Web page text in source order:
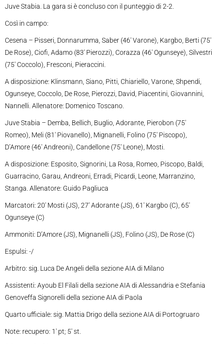
Juve Stabia. La gara si è concluso con il punteggio di 2-2.
Così in campo:
Cesena – Pisseri, Donnarumma, Saber (46′ Varone), Kargbo, Berti (75′
De Rose), Ciofi, Adamo (83′ Pierozzi), Corazza (46′ Ogunseye), Silvestri
(75′ Coccolo), Fresconi, Pieraccini.
A disposizione: Klinsmann, Siano, Pitti, Chiariello, Varone, Shpendi,
Ogunseye, Coccolo, De Rose, Pierozzi, David, Piacentini, Giovannini,
Nannelli. Allenatore: Domenico Toscano.
Juve Stabia – Demba, Bellich, Buglio, Adorante, Pierobon (75′
Romeo), Meli (81′ Piovanello), Mignanelli, Folino (75′ Piscopo),
D’Amore (46′ Andreoni), Candellone (75′ Leone), Mosti.
A disposizione: Esposito, Signorini, La Rosa, Romeo, Piscopo, Baldi,
Guarracino, Garau, Andreoni, Erradi, Picardi, Leone, Marranzino,
Stanga. Allenatore: Guido Pagliuca
Marcatori: 20′ Mosti (JS), 27′ Adorante (JS), 61′ Kargbo (C), 65′
Ogunseye (C)
Ammoniti: D’Amore (JS), Mignanelli (JS), Folino (JS), De Rose (C)
Espulsi: -/
Arbitro: sig. Luca De Angeli della sezione AIA di Milano
Assistenti: Ayoub El Filali della sezione AIA di Alessandria e Stefania
Genoveffa Signorelli della sezione AIA di Paola
Quarto ufficiale: sig. Mattia Drigo della sezione AIA di Portogruaro
Note: recupero: 1′ pt; 5′ st.